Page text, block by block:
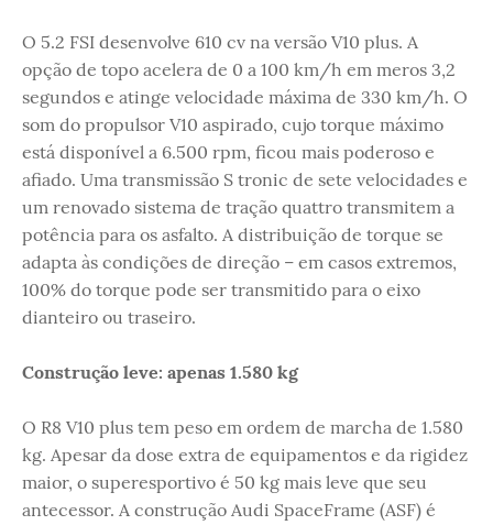
O 5.2 FSI desenvolve 610 cv na versão V10 plus. A
opção de topo acelera de 0 a 100 km/h em meros 3,2
segundos e atinge velocidade máxima de 330 km/h. O
som do propulsor V10 aspirado, cujo torque máximo
está disponível a 6.500 rpm, ficou mais poderoso e
afiado. Uma transmissão S tronic de sete velocidades e
um renovado sistema de tração quattro transmitem a
potência para os asfalto. A distribuição de torque se
adapta às condições de direção – em casos extremos,
100% do torque pode ser transmitido para o eixo
dianteiro ou traseiro.
Construção leve: apenas 1.580 kg
O R8 V10 plus tem peso em ordem de marcha de 1.580
kg. Apesar da dose extra de equipamentos e da rigidez
maior, o superesportivo é 50 kg mais leve que seu
antecessor. A construção Audi SpaceFrame (ASF) é